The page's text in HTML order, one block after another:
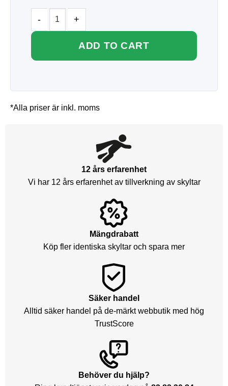
ADD TO CART
*Alla priser är inkl. moms
12 års erfarenhet
Vi har 12 års erfarenhet av tillverkning av skyltar
Mängdrabatt
Köp fler identiska skyltar och spara mer
Säker handel
Alltid säker handel på de-märkt webbutik med hög
TrustScore
Behöver du hjälp?